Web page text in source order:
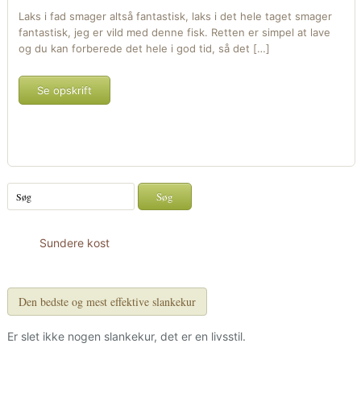
Laks i fad smager altså fantastisk, laks i det hele taget smager
fantastisk, jeg er vild med denne fisk. Retten er simpel at lave
og du kan forberede det hele i god tid, så det […]
Se opskrift
Sundere kost
Den bedste og mest effektive slankekur
Er slet ikke nogen slankekur, det er en livsstil.